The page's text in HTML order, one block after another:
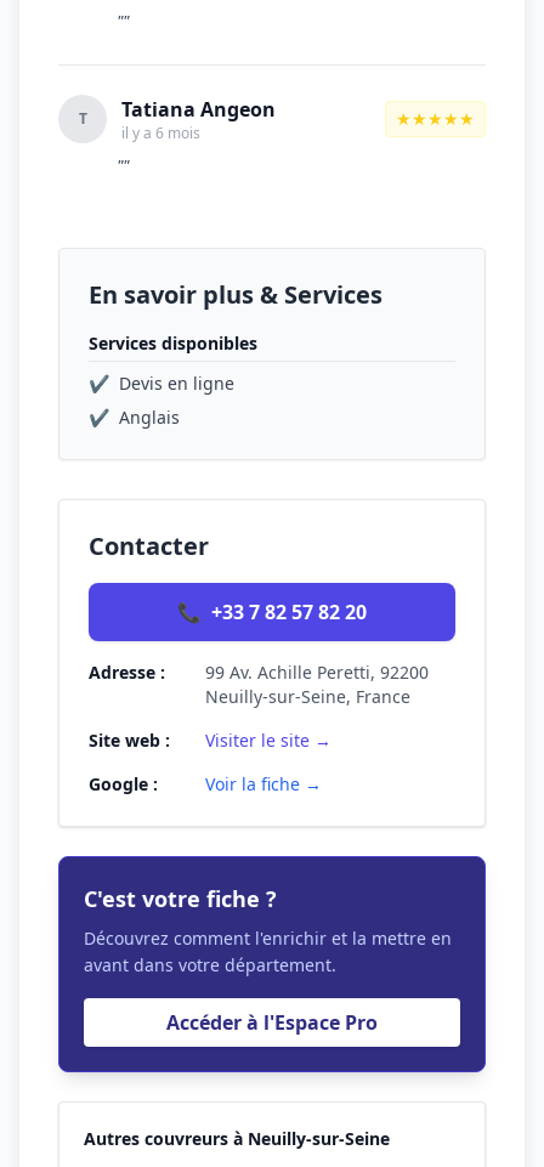
""
T Tatiana Angeon
il y a 6 mois
★★★★★
""
En savoir plus & Services
Services disponibles
✔ Devis en ligne
✔ Anglais
Contacter
📞 +33 7 82 57 82 20
Adresse :
99 Av. Achille Peretti, 92200
Neuilly-sur-Seine, France
Site web :
Visiter le site →
Google :
Voir la fiche →
C'est votre fiche ?
Découvrez comment l'enrichir et la mettre en
avant dans votre département.
Accéder à l'Espace Pro
Autres couvreurs à Neuilly-sur-Seine